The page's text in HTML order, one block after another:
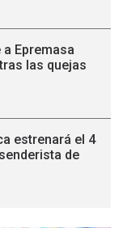
a Epremasa
las quejas
estrenará el 4
de